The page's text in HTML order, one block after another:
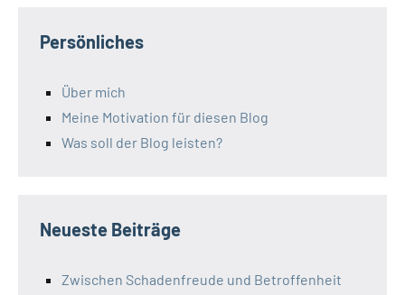
Persönliches
Über mich
Meine Motivation für diesen Blog
Was soll der Blog leisten?
Neueste Beiträge
Zwischen Schadenfreude und Betroffenheit